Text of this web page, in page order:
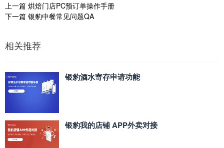
上一篇 烘焙门店PC预订单操作手册
下一篇 银豹中餐常见问题QA
相关推荐
银豹酒水寄存申请功能
银豹我的店铺 APP外卖对接